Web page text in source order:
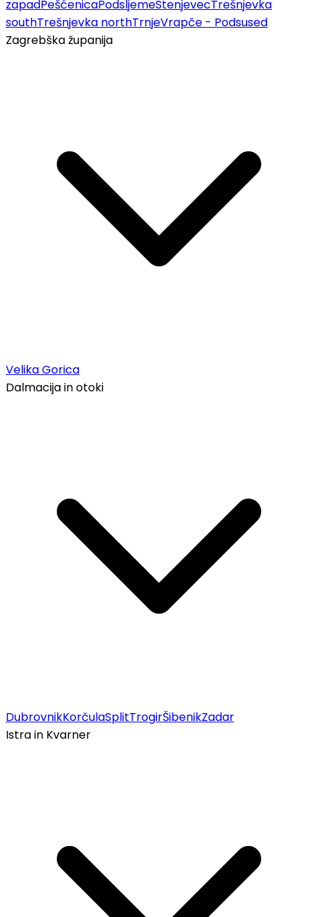
zapadPešćenicaPodsljemeStenjevecTrešnjevka
southTrešnjevka northTrnjeVrapče - Podsused
Zagrebška županija
Velika Gorica
Dalmacija in otoki
DubrovnikKorčulaSplitTrogirŠibenikZadar
Istra in Kvarner